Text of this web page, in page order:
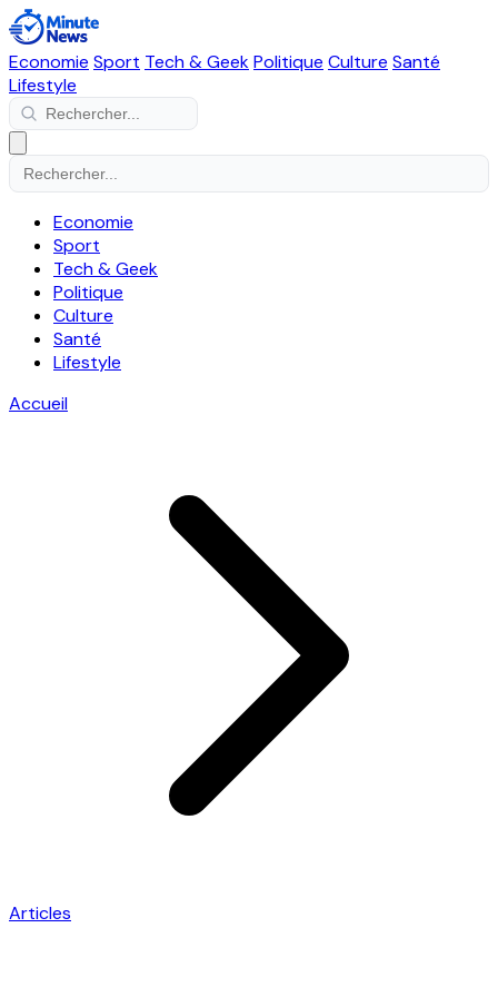
Economie Sport Tech & GeekPolitique Culture Santé
Lifestyle
Economie
Sport
Tech & Geek
Politique
Culture
Santé
Lifestyle
Accueil
Articles